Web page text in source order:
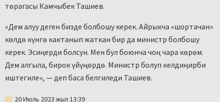
төрагасы Камчыбек Ташиев.
«Дем алуу деген бизде болбошу керек. Айрыкча «шортачан»
көлдө күнгө кактанып жаткан бир да министр болбошу
керек. Эсиңерди болсун. Мен бул боюнча чоң чара көрөм.
Дем алгыла, бирок үйүңөрдө. Министр болуп келдиңирби
иштегиле», — деп баса белгиледи Ташиев.
20 Июль 2023 жыл 13:39